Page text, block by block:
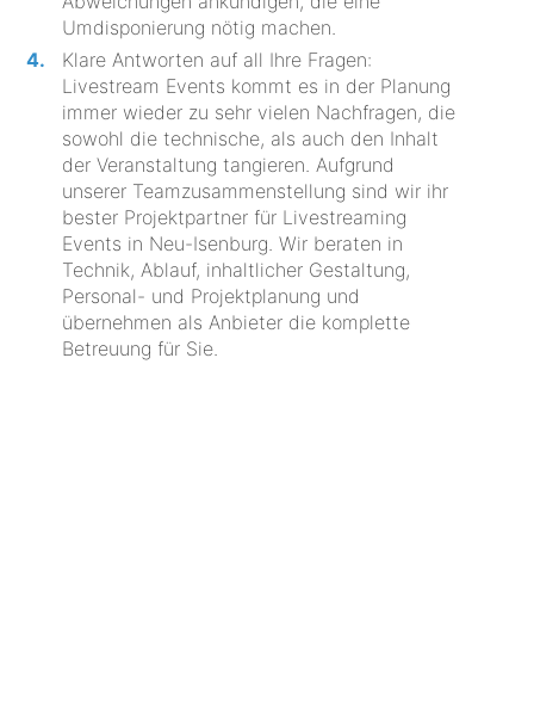
Umdisponierung nötig machen.
Klare Antworten auf all Ihre Fragen:
Livestream Events kommt es in der Planung
immer wieder zu sehr vielen Nachfragen, die
sowohl die technische, als auch den Inhalt
der Veranstaltung tangieren. Aufgrund
unserer Teamzusammenstellung sind wir ihr
bester Projektpartner für Livestreaming
Events in Neu-Isenburg. Wir beraten in
Technik, Ablauf, inhaltlicher Gestaltung,
Personal- und Projektplanung und
übernehmen als Anbieter die komplette
Betreuung für Sie.